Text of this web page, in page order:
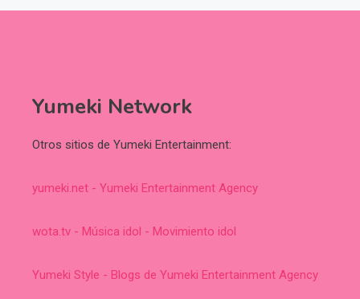
Yumeki Network
Otros sitios de Yumeki Entertainment:
yumeki.net - Yumeki Entertainment Agency
wota.tv - Música idol - Movimiento idol
Yumeki Style - Blogs de Yumeki Entertainment Agency